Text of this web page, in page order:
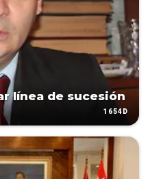
línea de sucesión
1654D